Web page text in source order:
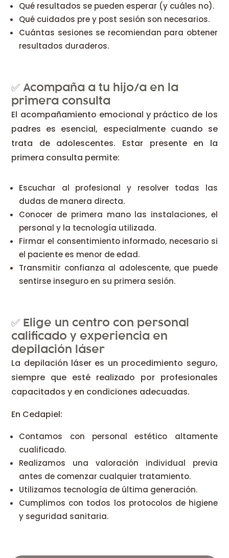
Qué resultados se pueden esperar (y cuáles no).
Qué cuidados pre y post sesión son necesarios.
Cuántas sesiones se recomiendan para obtener
resultados duraderos.
✅ Acompaña a tu hijo/a en la
primera consulta
El acompañamiento emocional y práctico de los
padres es esencial, especialmente cuando se
trata de adolescentes. Estar presente en la
primera consulta permite:
Escuchar al profesional y resolver todas las
dudas de manera directa.
Conocer de primera mano las instalaciones, el
personal y la tecnología utilizada.
Firmar el consentimiento informado, necesario si
el paciente es menor de edad.
Transmitir confianza al adolescente, que puede
sentirse inseguro en su primera sesión.
✅ Elige un centro con personal
calificado y experiencia en
depilación láser
La depilación láser es un procedimiento seguro,
siempre que esté realizado por profesionales
capacitados y en condiciones adecuadas.
En Cedapiel:
Contamos con personal estético altamente
cualificado.
Realizamos una valoración individual previa
antes de comenzar cualquier tratamiento.
Utilizamos tecnología de última generación.
Cumplimos con todos los protocolos de higiene
y seguridad sanitaria.